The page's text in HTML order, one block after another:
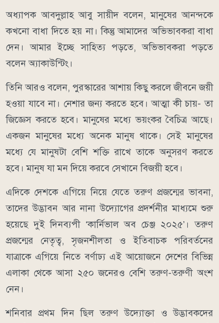
অধ্যাপক আবদুল্লাহ আবু সায়ীদ বলেন, মানুষের আনন্দকে
কখনো বাধা দিতে হয় না। কিন্তু আমাদের অভিভাবকরা বাধা
দেন। আমার ইচ্ছে সাহিত্য পড়তে, অভিভাবকরা পড়তে
বলেন অ্যাকাউন্টিং।
তিনি আরও বলেন, পুরস্কারের আশায় কিছু করলে জীবনে জয়ী
হওয়া যাবে না। নেশার জন্য করতে হবে। আত্মা কী চায়- তা
জিজ্ঞেস করতে হবে। মানুষের মধ্যে ভয়ংকর বৈচিত্র আছে।
একজন মানুষের মধ্যে অনেক মানুষ থাকে। সেই মানুষের
মধ্যে যে মানুষটা বেশি শক্তি রাখে তাকে অনুসরণ করতে
হবে। মানুষ যা মন দিয়ে করবে সেখানে বিজয়ী হবে।
এদিকে দেশকে এগিয়ে নিয়ে যেতে তরুণ প্রজন্মের ভাবনা,
তাদের উদ্ভাবন আর নানা উদ্যোগের প্রদর্শনীর মাধ্যমে শুরু
হয়েছে দুই দিনব‍্যপী ‘কার্নিভাল অব চেঞ্জ ২০২৫’। তরুণ
প্রজন্মের নেতৃত্ব, সৃজনশীলতা ও ইতিবাচক পরিবর্তনের
যাত্রাকে এগিয়ে নিতে বর্ণাঢ্য এই আয়োজনে দেশের বিভিন্ন
এলাকা থেকে আসা ২৫০ জনেরও বেশি তরুণ-তরুণী অংশ
নেন।
শনিবার প্রথম দিন ছিল তরুণ উদ্যোক্তা ও উদ্ভাবকদের